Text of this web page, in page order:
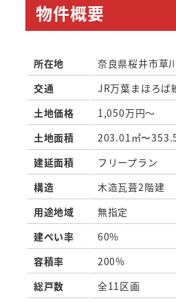
物件概要
所在地
奈良県桜井市草
交通
JR万葉まほろば
土地価格
1,050万円～
土地面積
203.01㎡〜
建延面積
フリープラン
構造
木造瓦葺2階建
用途地域
無指定
建ぺい率
60%
容積率
200%
総戸数
全11区画